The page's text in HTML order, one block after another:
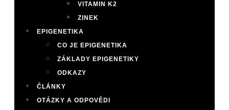
VITAMIN K2
ZINEK
EPIGENETIKA
CO JE EPIGENETIKA
ZÁKLADY EPIGENETIKY
ODKAZY
ČLÁNKY
OTÁZKY A ODPOVĚDI